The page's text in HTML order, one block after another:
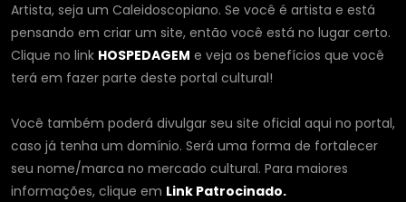
Artista, seja um Caleidoscopiano. Se você é artista e está
pensando em criar um site, então você está no lugar certo.
Clique no link HOSPEDAGEM e veja os benefícios que você
terá em fazer parte deste portal cultural!
Você também poderá divulgar seu site oficial aqui no portal,
caso já tenha um domínio. Será uma forma de fortalecer
seu nome/marca no mercado cultural. Para maiores
informações, clique em Link Patrocinado.